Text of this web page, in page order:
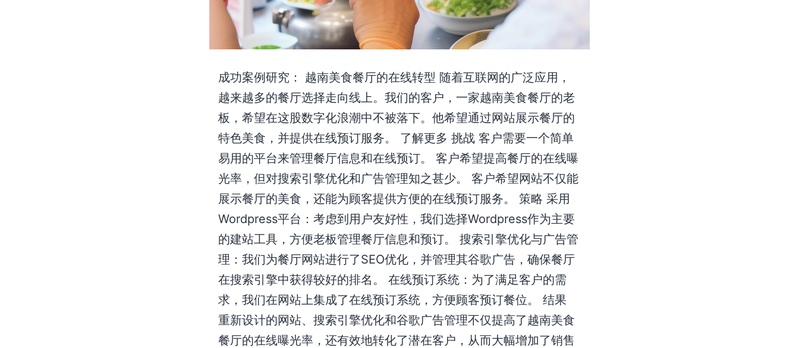
成功案例研究： 越南美食餐厅的在线转型 随着互联网的广泛应用，
越来越多的餐厅选择走向线上。我们的客户，一家越南美食餐厅的老
板，希望在这股数字化浪潮中不被落下。他希望通过网站展示餐厅的
特色美食，并提供在线预订服务。 了解更多 挑战 客户需要一个简单
易用的平台来管理餐厅信息和在线预订。 客户希望提高餐厅的在线曝
光率，但对搜索引擎优化和广告管理知之甚少。 客户希望网站不仅能
展示餐厅的美食，还能为顾客提供方便的在线预订服务。 策略 采用
Wordpress平台：考虑到用户友好性，我们选择Wordpress作为主要
的建站工具，方便老板管理餐厅信息和预订。 搜索引擎优化与广告管
理：我们为餐厅网站进行了SEO优化，并管理其谷歌广告，确保餐厅
在搜索引擎中获得较好的排名。 在线预订系统：为了满足客户的需
求，我们在网站上集成了在线预订系统，方便顾客预订餐位。 结果
重新设计的网站、搜索引擎优化和谷歌广告管理不仅提高了越南美食
餐厅的在线曝光率，还有效地转化了潜在客户，从而大幅增加了销售